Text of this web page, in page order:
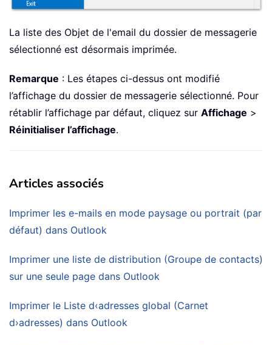
La liste des Objet de l'email du dossier de messagerie
sélectionné est désormais imprimée.
Remarque : Les étapes ci-dessus ont modifié
l’affichage du dossier de messagerie sélectionné. Pour
rétablir l’affichage par défaut, cliquez sur Affichage >
Réinitialiser l’affichage.
Articles associés
Imprimer les e-mails en mode paysage ou portrait (par
défaut) dans Outlook
Imprimer une liste de distribution (Groupe de contacts)
sur une seule page dans Outlook
Imprimer le Liste d‹adresses global (Carnet
d›adresses) dans Outlook